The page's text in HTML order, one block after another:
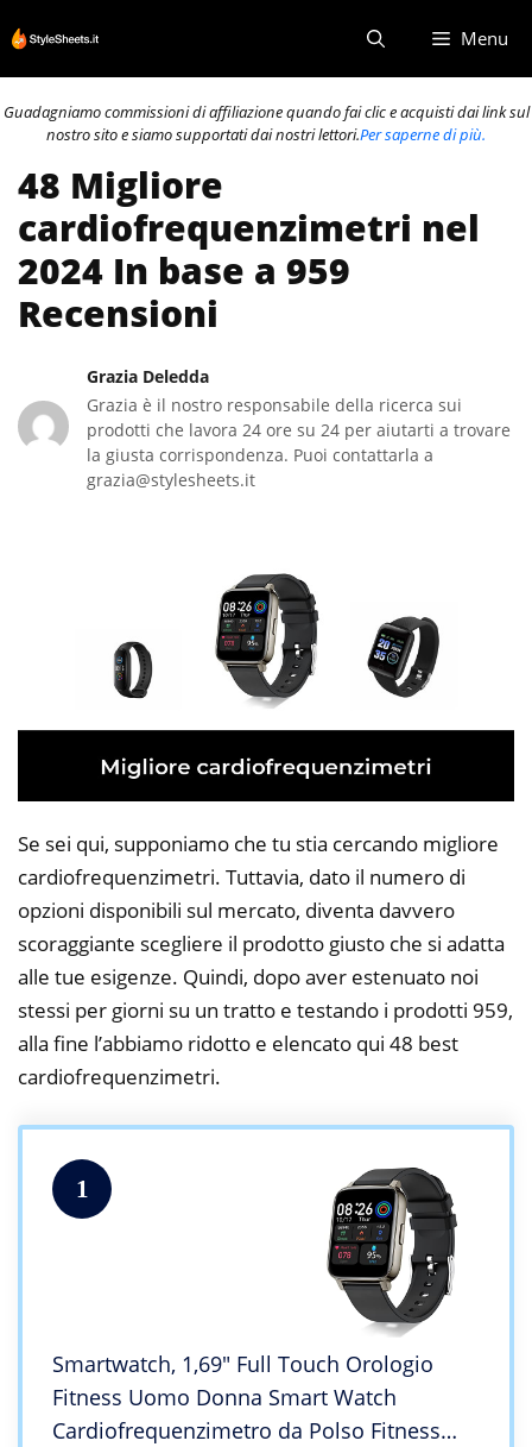
al
contenuto
Menu
Guadagniamo commissioni di affiliazione quando fai clic e acquisti dai link sul
nostro sito e siamo supportati dai nostri lettori.Per saperne di più.
48 Migliore
cardiofrequenzimetri nel
2024 In base a 959
Recensioni
Grazia Deledda
Grazia è il nostro responsabile della ricerca sui
prodotti che lavora 24 ore su 24 per aiutarti a trovare
la giusta corrispondenza. Puoi contattarla a
grazia@stylesheets.it
Se sei qui, supponiamo che tu stia cercando migliore
cardiofrequenzimetri. Tuttavia, dato il numero di
opzioni disponibili sul mercato, diventa davvero
scoraggiante scegliere il prodotto giusto che si adatta
alle tue esigenze. Quindi, dopo aver estenuato noi
stessi per giorni su un tratto e testando i prodotti 959,
alla fine l’abbiamo ridotto e elencato qui 48 best
cardiofrequenzimetri.
1
Smartwatch, 1,69″ Full Touch Orologio
Fitness Uomo Donna Smart Watch
Cardiofrequenzimetro da Polso Fitness